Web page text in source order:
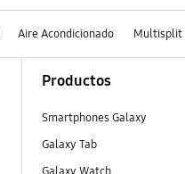
Aire Acondicionado Multisplit
Productos
Smartphones Galaxy
Galaxy Tab